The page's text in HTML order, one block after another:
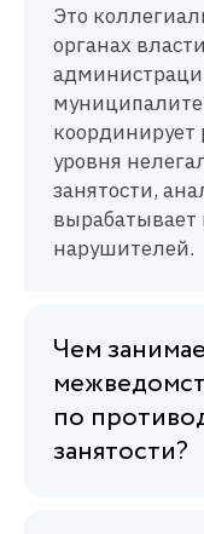
Это
органах
координирует
уровня
занятости,
нарушителей.
Чем
по
занятости?